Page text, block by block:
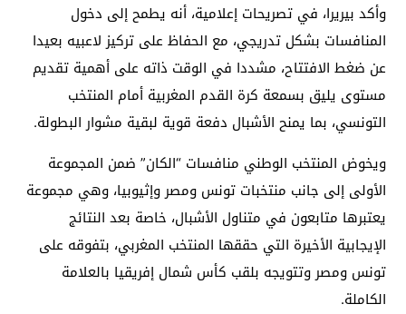
وأكد بيريرا، في تصريحات إعلامية، أنه يطمح إلى دخول
المنافسات بشكل تدريجي، مع الحفاظ على تركيز لاعبيه بعيدا
عن ضغط الافتتاح، مشددا في الوقت ذاته على أهمية تقديم
مستوى يليق بسمعة كرة القدم المغربية أمام المنتخب
التونسي، بما يمنح الأشبال دفعة قوية لبقية مشوار البطولة.
ويخوض المنتخب الوطني منافسات “الكان” ضمن المجموعة
الأولى إلى جانب منتخبات تونس ومصر وإثيوبيا، وهي مجموعة
يعتبرها متابعون في متناول الأشبال، خاصة بعد النتائج
الإيجابية الأخيرة التي حققها المنتخب المغربي، بتفوقه على
تونس ومصر وتتويجه بلقب كأس شمال إفريقيا بالعلامة
الكاملة.